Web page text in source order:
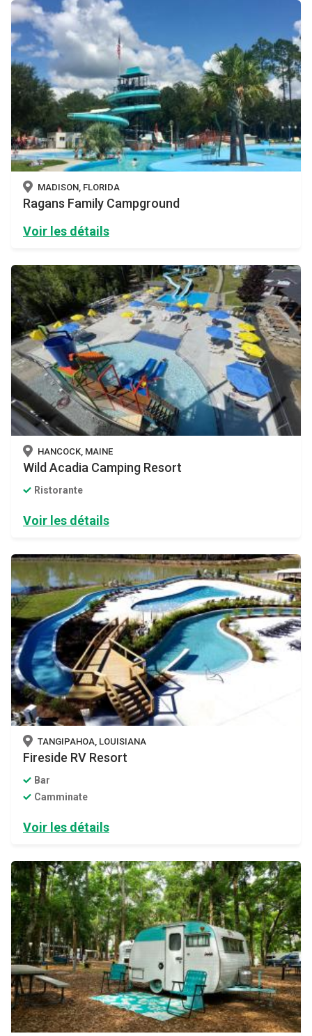
MADISON, FLORIDA
Ragans Family Campground
Voir les détails
HANCOCK, MAINE
Wild Acadia Camping Resort
Ristorante
Voir les détails
TANGIPAHOA, LOUISIANA
Fireside RV Resort
Bar
Camminate
Voir les détails